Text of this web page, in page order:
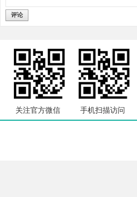
评论
关注官方微信 手机扫描访问